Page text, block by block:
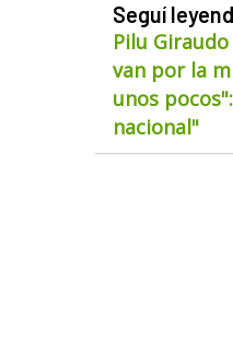
Seguí
Pilu
van por la
unos
nacional"